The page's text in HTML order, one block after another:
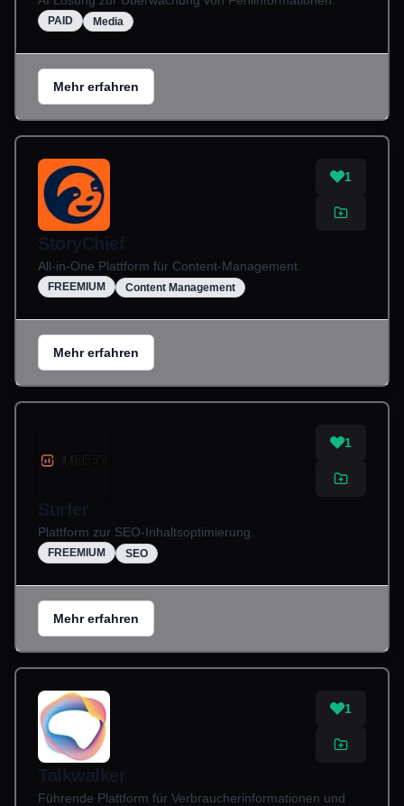
PAID Media
Mehr erfahren
1
StoryChief
All-in-One Plattform für Content-Management.
FREEMIUM Content Management
Mehr erfahren
1
Surfer
Plattform zur SEO-Inhaltsoptimierung.
FREEMIUM SEO
Mehr erfahren
1
Talkwalker
Führende Plattform für Verbraucherinformationen und